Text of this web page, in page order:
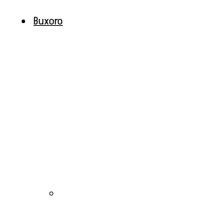
Buxoro